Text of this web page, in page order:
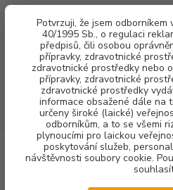
Potvrzuji, že jsem odborníkem
40/1995 Sb., o regulaci
předpisů, čili osobou
přípravky, zdravotnické
zdravotnické prostředky nebo
přípravky, zdravotnické
zdravotnické prostředky
informace obsažené dále na
určeny široké (laické)
odborníkům, a to se všemi
plynoucími pro laickou
poskytování služeb,
návštěvnosti soubory cookie.
CZK
(Po-Pá, 8-16 hod.)
VETERINÁRNÍ STOMATOLOGIE
VETERINÁRNÍ